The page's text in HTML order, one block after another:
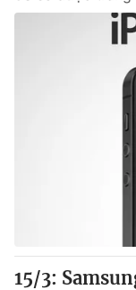
15/3: